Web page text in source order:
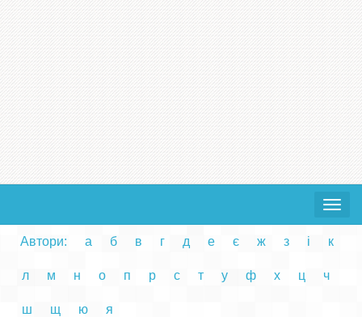
Toggle
Автори: а б в г д е є ж з і к
л м н о п р с т у ф х ц ч
ш щ ю я